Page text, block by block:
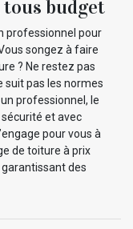
budget
professionnel pour
songez à faire
? Ne restez pas
suit pas les normes
professionnel, le
et avec
pour vous à
de toiture à prix
des